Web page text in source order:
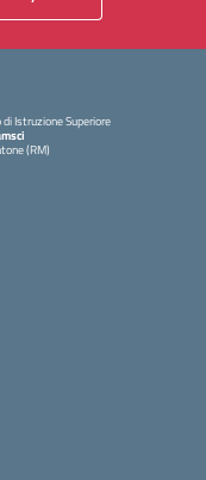
Istruzione Superiore
(RM)